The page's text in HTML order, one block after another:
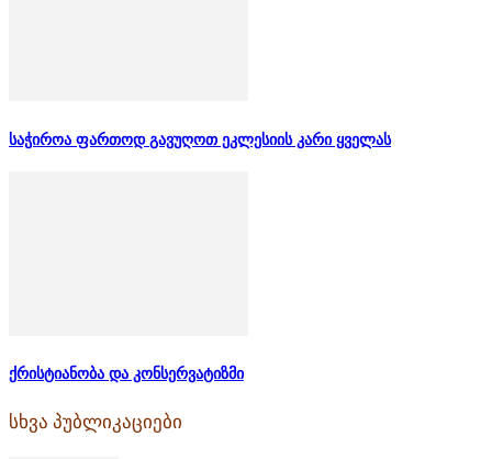
საჭიროა ფართოდ გავუღოთ ეკლესიის კარი ყველას
ქრისტიანობა და კონსერვატიზმი
სხვა პუბლიკაციები